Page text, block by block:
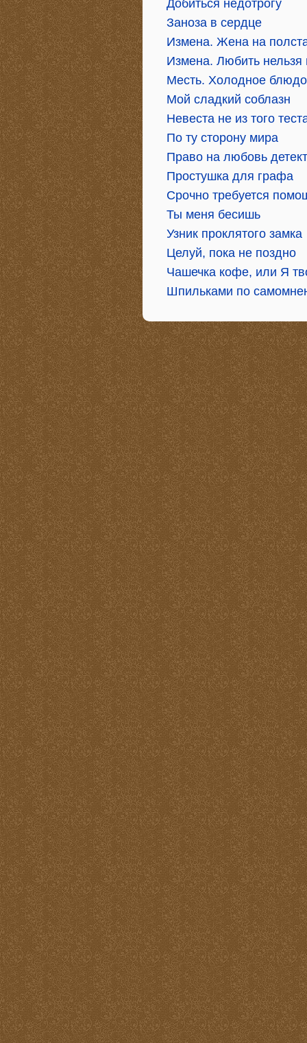
Добиться недотрогу
Заноза в сердце
Измена. Жена на
Измена. Любить нельзя
Месть. Холодное
Мой сладкий соблазн
Невеста не из того
По ту сторону мира
Право на любовь
Простушка для графа
Срочно требуется
Ты меня бесишь
Узник проклятого замка
Целуй, пока не поздно
Чашечка кофе, или Я
Шпильками по